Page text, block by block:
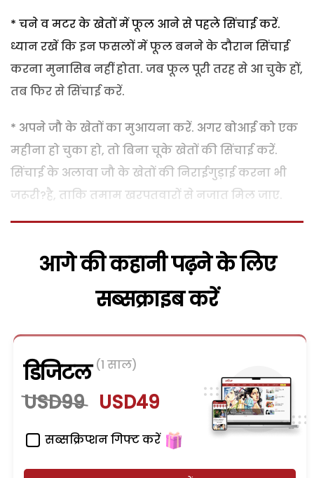
* चने व मटर के खेतों में फूल आने से पहले सिंचाई करें.
ध्यान रखें कि इन फसलों में फूल बनने के दौरान सिंचाई
करना मुनासिब नहीं होता. जब फूल पूरी तरह से आ चुके हों,
तब फिर से सिंचाई करें.
* अपने जौ के खेतों का मुआयना करें. अगर बोआई को एक
महीना हो चुका हो, तो बिना चूके खेतों की सिंचाई करें.
सिंचाई के अलावा जौ के खेतों की निराईगुड़ाई करना भी
जरूरी?है, ताकि तमाम खरपतवारों से नजात मिल जाए.
आगे की कहानी पढ़ने के लिए
सब्सक्राइब करें
डिजिटल (1 साल)
USD99 USD49
सब्सक्रिप्शन गिफ्ट करें